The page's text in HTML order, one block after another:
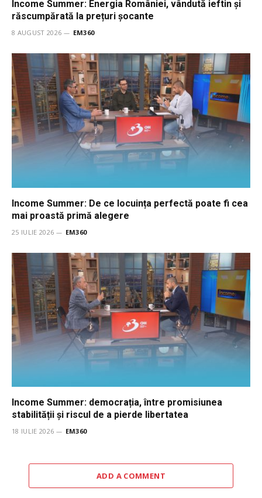
Income Summer: Energia României, vândută ieftin și
răscumpărată la prețuri șocante
8 AUGUST 2026 EM360
Income Summer: De ce locuința perfectă poate fi cea
mai proastă primă alegere
25 IULIE 2026 EM360
Income Summer: democrația, între promisiunea
stabilității și riscul de a pierde libertatea
18 IULIE 2026 EM360
ADD A COMMENT